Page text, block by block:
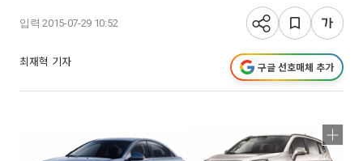
입력 2015-07-29 10:52
최재혁 기자 구글 선호매체 추가